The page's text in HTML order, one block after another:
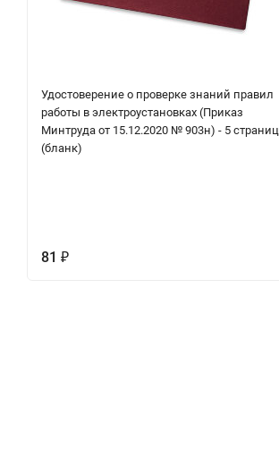
Удостоверение о проверке знаний правил
работы в электроустановках (Приказ
Минтруда от 15.12.2020 № 903н) - 5 страниц
(бланк)
81 ₽